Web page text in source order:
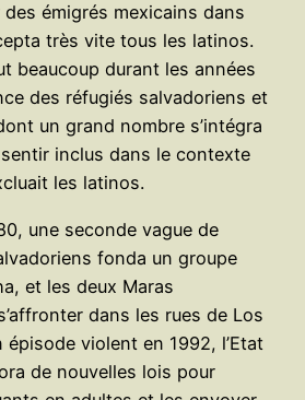
émigrés mexicains dans
très vite tous les latinos.
beaucoup durant les années
des réfugiés salvadoriens et
un grand nombre s’intégra
inclus dans le contexte
les latinos.
une seconde vague de
fonda un groupe
et les deux Maras
dans les rues de Los
épisode violent en 1992, l’Etat
de nouvelles lois pour